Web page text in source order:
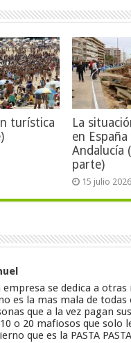
turística
La
en España
Andalucía
parte)
15 julio 2026
empresa se dedica a
es la mas mala de
que a la vez pagan
o 20 mafiosos que solo
que es la PASTA PASTA